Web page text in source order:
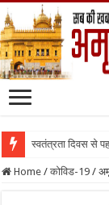
स्वतंत्रता दिवस से
Home / कोविड-19 /